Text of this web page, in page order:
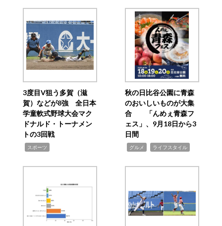
3度目V狙う多賀（滋
賀）などが8強 全日本
学童軟式野球大会マク
ドナルド・トーナメン
トの3回戦
スポーツ
秋の日比谷公園に青森
のおいしいものが大集
合 「んめぇ青森フ
ェス」、9月18日から3
日間
グルメ ライフスタイル